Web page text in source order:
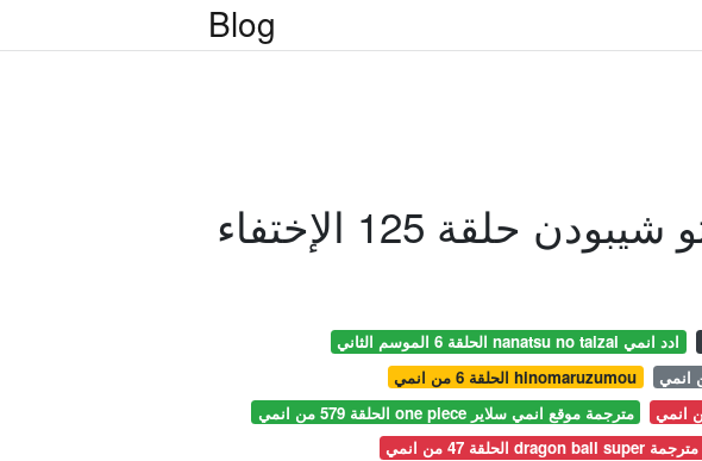
Blog
حلقة 125 الإختفاء
الحلقة 6 الموسم الثاني nanatsu no taizai ادد انمي
الحلقة 6 من انمي hinomaruzumou
الحلقة 579 من انمي one piece مترجمة موقع انمي سلاير
الحلقة 47 من انمي dragon ball super مترجمة